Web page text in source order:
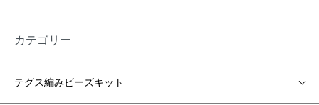
カテゴリー
テグス編みビーズキット